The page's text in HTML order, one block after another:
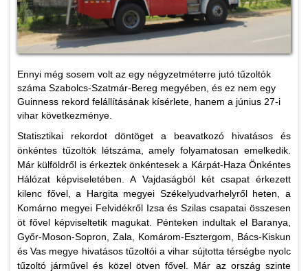
Ennyi még sosem volt az egy négyzetméterre jutó tűzoltók
száma Szabolcs-Szatmár-Bereg megyében, és ez nem egy
Guinness rekord felállításának kísérlete, hanem a június 27-i
vihar következménye.
Statisztikai rekordot döntöget a beavatkozó hivatásos és
önkéntes tűzoltók létszáma, amely folyamatosan emelkedik.
Már külföldről is érkeztek önkéntesek a Kárpát-Haza Önkéntes
Hálózat képviseletében. A Vajdaságból két csapat érkezett
kilenc fővel, a Hargita megyei Székelyudvarhelyről heten, a
Komárno megyei Felvidékről Izsa és Szilas csapatai összesen
öt fővel képviseltetik magukat. Pénteken indultak el Baranya,
Győr-Moson-Sopron, Zala, Komárom-Esztergom, Bács-Kiskun
és Vas megye hivatásos tűzoltói a vihar sújtotta térségbe nyolc
tűzoltó járművel és közel ötven fővel. Már az ország szinte